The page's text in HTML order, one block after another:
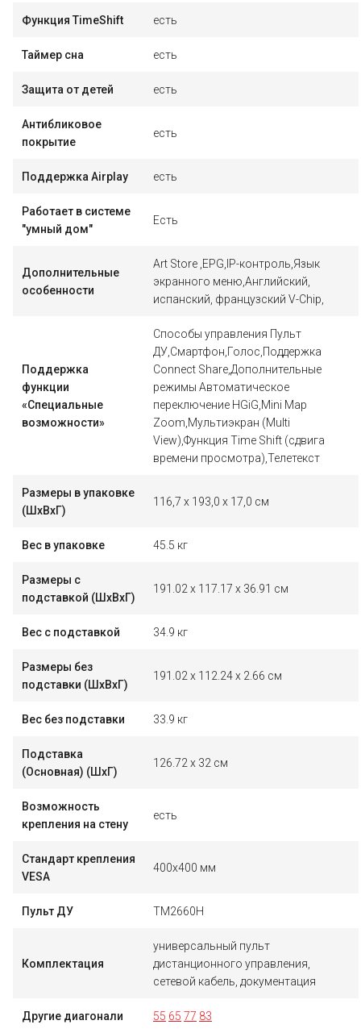
Функция TimeShift есть
Таймер сна есть
Защита от детей есть
Антибликовое
покрытие
есть
Поддержка Airplay есть
Работает в системе
"умный дом"
Есть
Дополнительные
особенности
Art Store ,EPG,IP-контроль,Язык
экранного меню,Английский,
испанский, французский V-Chip,
Поддержка
функции
«Специальные
возможности»
Способы управления Пульт
ДУ,Смартфон,Голос,Поддержка
Connect Share,Дополнительные
режимы Автоматическое
переключение HGiG,Mini Map
Zoom,Мультиэкран (Multi
View),Функция Time Shift (сдвига
времени просмотра),Телетекст
Размеры в упаковке
(ШxВxГ)
116,7 x 193,0 x 17,0 см
Вес в упаковке 45.5 кг
Размеры с
подставкой (ШxВxГ)
191.02 x 117.17 x 36.91 см
Вес с подставкой 34.9 кг
Размеры без
подставки (ШxВxГ)
191.02 x 112.24 x 2.66 см
Вес без подставки 33.9 кг
Подставка
(Основная) (ШxГ)
126.72 x 32 см
Возможность
крепления на стену
есть
Стандарт крепления
VESA
400x400 мм
Пульт ДУ TM2660H
Комплектация
универсальный пульт
дистанционного управления,
сетевой кабель, документация
Другие диагонали 55 65 77 83